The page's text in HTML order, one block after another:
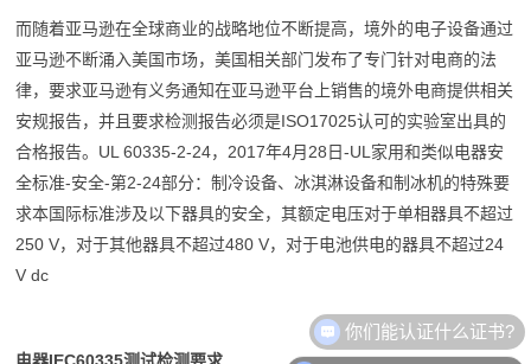
而随着亚马逊在全球商业的战略地位不断提高，境外的电子设备通过
亚马逊不断涌入美国市场，美国相关部门发布了专门针对电商的法
律，要求亚马逊有义务通知在亚马逊平台上销售的境外电商提供相关
安规报告，并且要求检测报告必须是ISO17025认可的实验室出具的
合格报告。UL 60335-2-24，2017年4月28日-UL家用和类似电器安
全标准-安全-第2-24部分：制冷设备、冰淇淋设备和制冰机的特殊要
求本国际标准涉及以下器具的安全，其额定电压对于单相器具不超过
250 V，对于其他器具不超过480 V，对于电池供电的器具不超过24
V dc